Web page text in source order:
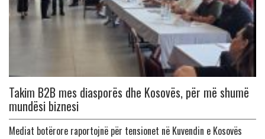
Takim B2B mes diasporës dhe Kosovës, për më shumë
mundësi biznesi
Mediat botërore raportojnë për tensionet në Kuvendin e Kosovës